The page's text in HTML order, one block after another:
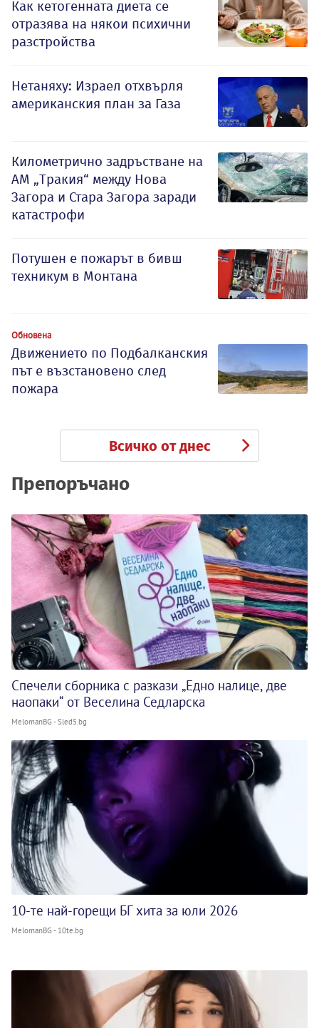
Как кетогенната диета се
отразява на някои психични
разстройства
Нетаняху: Израел отхвърля
американския план за Газа
Километрично задръстване на
АМ „Тракия“ между Нова
Загора и Стара Загора заради
катастрофи
Потушен е пожарът в бивш
техникум в Монтана
Обновена
Движението по Подбалканския
път е възстановено след
пожара
Всичко от днес
Препоръчано
Спечели сборника с разкази „Едно налице, две
наопаки“ от Веселина Седларска
MelomanBG - Sled5.bg
10-те най-горещи БГ хита за юли 2026
MelomanBG - 10te.bg